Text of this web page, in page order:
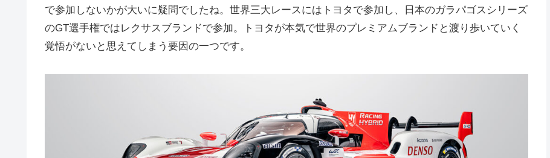
で参加しないかが大いに疑問でしたね。世界三大レースにはトヨタで参加し、日本のガラパゴスシリーズ
のGT選手権ではレクサスブランドで参加。トヨタが本気で世界のプレミアムブランドと渡り歩いていく
覚悟がないと思えてしまう要因の一つです。